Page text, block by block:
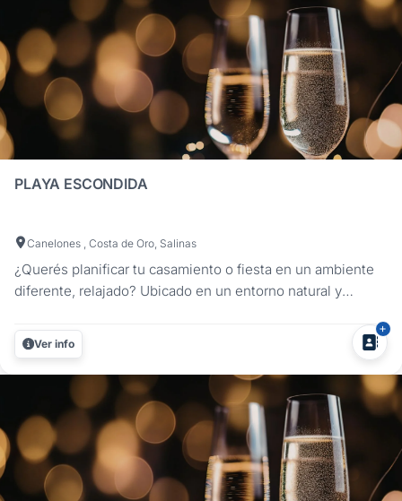
PLAYA ESCONDIDA
Canelones , Costa de Oro, Salinas
¿Querés planificar tu casamiento o fiesta en un ambiente
diferente, relajado? Ubicado en un entorno natural y
ofrecemos el lugar ideal para fiestas de cumpleaños,
despedidas, recepciones, producción fotográfica,
exteriores para fiestas de...
Ver info